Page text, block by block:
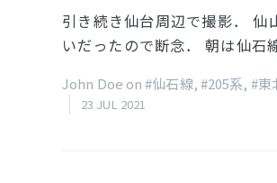
引き続き仙台周辺で撮影． 仙
いだったので断念． 朝は仙石
John Doe on#仙石線,#205系, #東
23 JUL 2021